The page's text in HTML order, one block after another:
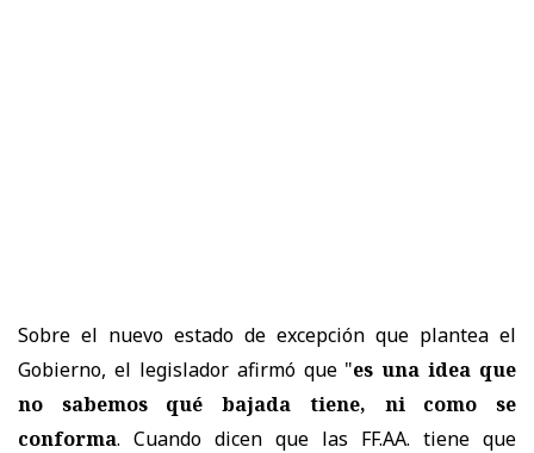
Sobre el nuevo estado de excepción que plantea el
Gobierno, el legislador afirmó que "es una idea que
no sabemos qué bajada tiene, ni como se
conforma. Cuando dicen que las FF.AA. tiene que